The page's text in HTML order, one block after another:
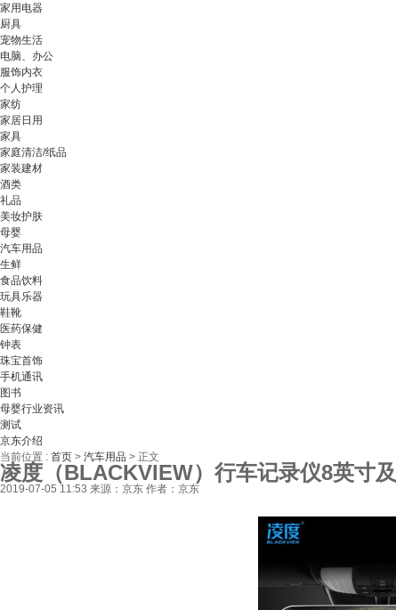
家用电器
厨具
宠物生活
电脑、办公
服饰内衣
个人护理
家纺
家居日用
家具
家庭清洁/纸品
家装建材
酒类
礼品
美妆护肤
母婴
汽车用品
生鲜
食品饮料
玩具乐器
鞋靴
医药保健
钟表
珠宝首饰
手机通讯
图书
母婴行业资讯
测试
京东介绍
当前位置 : 首页 > 汽车用品 > 正文
凌度（BLACKVIEW）行车记录仪8英寸
2019-07-05 11:53 来源：京东 作者：京东